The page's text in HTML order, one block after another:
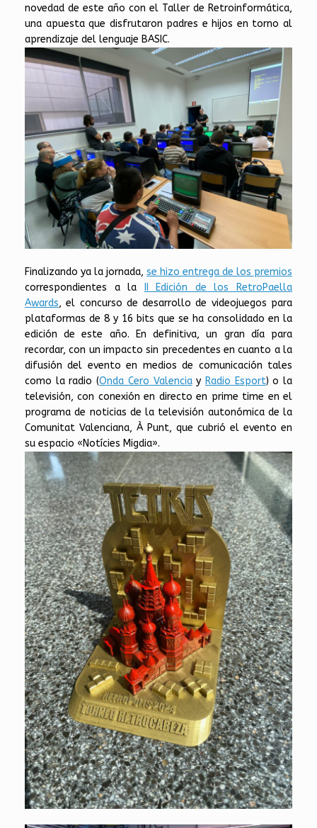
novedad de este año con el Taller de Retroinformática,
una apuesta que disfrutaron padres e hijos en torno al
aprendizaje del lenguaje BASIC.
Finalizando ya la jornada, se hizo entrega de los premios
correspondientes a la
II Edición de los RetroPaella
Awards, el concurso de desarrollo de videojuegos para
plataformas de 8 y 16 bits que se ha consolidado en la
edición de este año. En definitiva, un gran día para
recordar, con un impacto sin precedentes en cuanto a la
difusión del evento en medios de comunicación tales
como la radio (Onda Cero Valenciay Radio Esport) o la
televisión, con conexión en directo en prime time en el
programa de noticias de la televisión autonómica de la
Comunitat Valenciana, À Punt, que cubrió el evento en
su espacio «Notícies Migdia».